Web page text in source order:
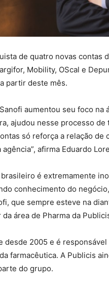
de quatro novas contas
Mobility, OScal e
partir deste mês.
aumentou seu foco na
ajudou nesse processo
só reforça a relação de
afirma Eduardo
é extremamente
conhecimento do
que sempre esteve na
área de Pharma da
desde 2005 e é
farmacêutica. A Publicis
do grupo.